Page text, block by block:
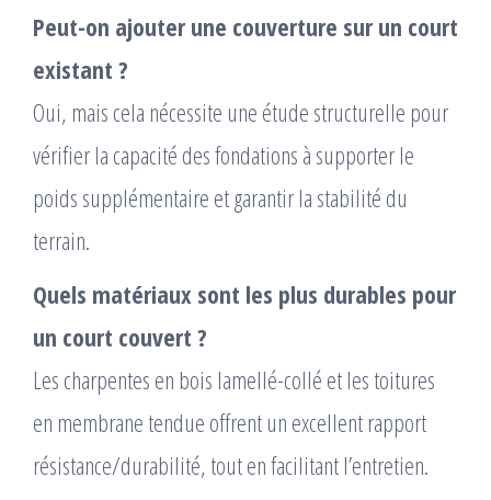
Peut-on ajouter une couverture sur un court
existant ?
Oui, mais cela nécessite une étude structurelle pour
vérifier la capacité des fondations à supporter le
poids supplémentaire et garantir la stabilité du
terrain.
Quels matériaux sont les plus durables pour
un court couvert ?
Les charpentes en bois lamellé-collé et les toitures
en membrane tendue offrent un excellent rapport
résistance/durabilité, tout en facilitant l’entretien.